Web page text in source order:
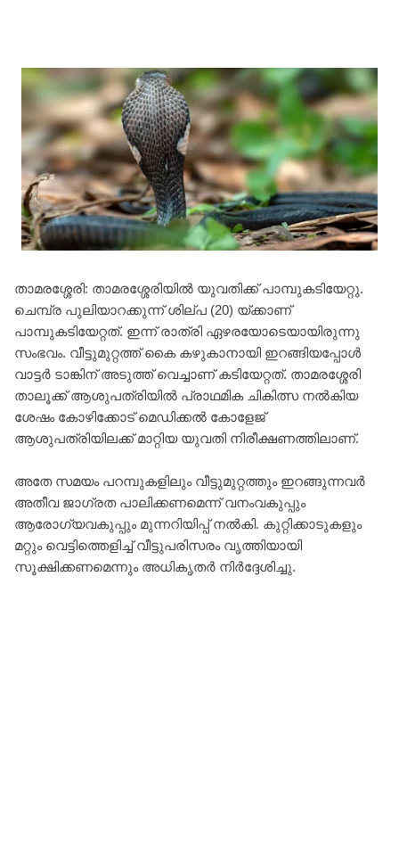
താമരശ്ശേരി: താമരശ്ശേരിയിൽ യുവതിക്ക് പാമ്പുകടിയേറ്റു.
ചെമ്പ്ര പുലിയാറക്കുന്ന് ശില്പ (20) യ്ക്കാണ്
പാമ്പുകടിയേറ്റത്. ഇന്ന് രാത്രി ഏഴരയോടെയായിരുന്നു
സംഭവം. വീട്ടുമുറ്റത്ത് കൈ കഴുകാനായി ഇറങ്ങിയപ്പോൾ
വാട്ടർ ടാങ്കിന് അടുത്ത് വെച്ചാണ് കടിയേറ്റത്. താമരശ്ശേരി
താലൂക്ക് ആശുപത്രിയിൽ പ്രാഥമിക ചികിത്സ നൽകിയ
ശേഷം കോഴിക്കോട് മെഡിക്കൽ കോളേജ്
ആശുപത്രിയിലക്ക് മാറ്റിയ യുവതി നിരീക്ഷണത്തിലാണ്.
അതേ സമയം പറമ്പുകളിലും വീട്ടുമുറ്റത്തും ഇറങ്ങുന്നവർ
അതീവ ജാഗ്രത പാലിക്കണമെന്ന് വനംവകുപ്പും
ആരോഗ്യവകുപ്പും മുന്നറിയിപ്പ് നൽകി. കുറ്റിക്കാടുകളും
മറ്റും വെട്ടിത്തെളിച്ച് വീട്ടുപരിസരം വൃത്തിയായി
സൂക്ഷിക്കണമെന്നും അധികൃതർ നിർദ്ദേശിച്ചു.